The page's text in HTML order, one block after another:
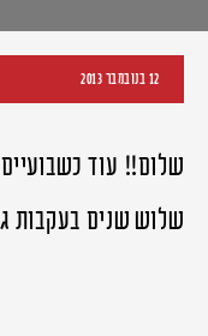
12 בנובמבר 2013
שלום!! עוד
שלוש שנים בעקבות